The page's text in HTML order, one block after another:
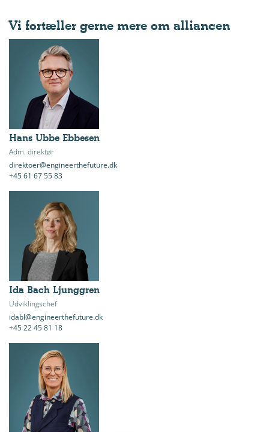
Vi fortæller gerne mere om alliancen
Hans Ubbe Ebbesen
Adm. direktør
direktoer@engineerthefuture.dk
+45 61 67 55 83
Ida Bach Ljunggren
Udviklingschef
idabl@engineerthefuture.dk
+45 22 45 81 18